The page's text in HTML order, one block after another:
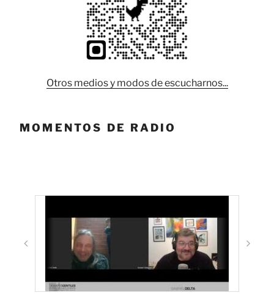
Otros medios y modos de escucharnos...
MOMENTOS DE RADIO